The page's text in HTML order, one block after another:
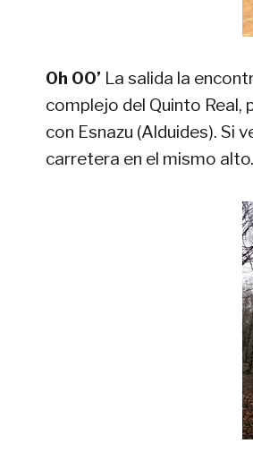
0h 00’ La salida la
complejo del Quinto Real,
con Esnazu (Alduides). Si
carretera en el mismo alto.